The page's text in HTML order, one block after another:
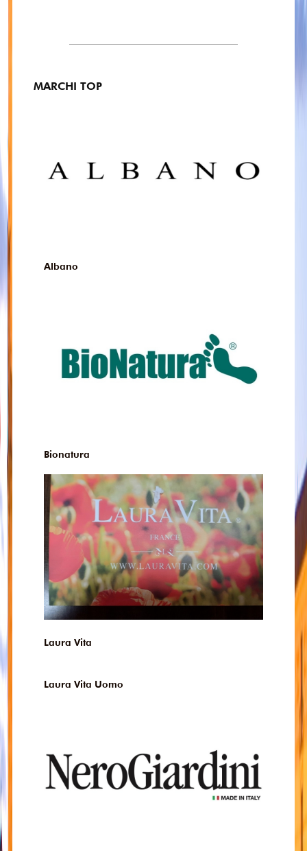
MARCHI TOP
Albano
Bionatura
Laura Vita
Laura Vita Uomo